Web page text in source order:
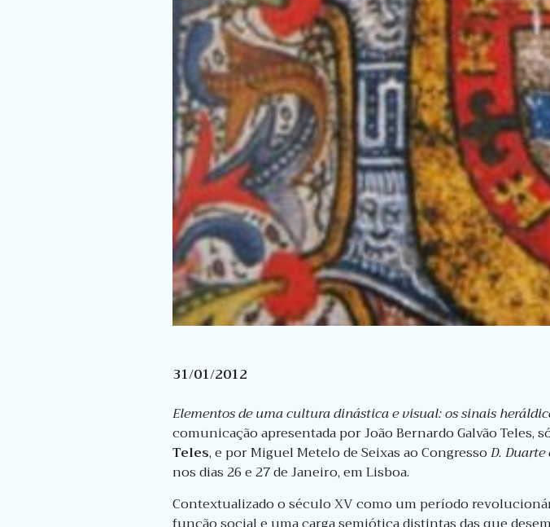
31/01/2012
Elementos de uma cultura dinástica e visual: os sinais
comunicação apresentada por João Bernardo Galvão Teles,
Teles, e por Miguel Metelo de Seixas ao CongressoD.
nos dias 26 e 27 de Janeiro, em Lisboa.
Contextualizado o século XV como um período